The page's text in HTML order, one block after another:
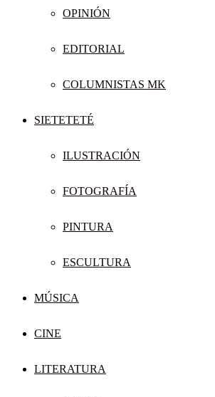
OPINIÓN
EDITORIAL
COLUMNISTAS MK
SIETETETÉ
ILUSTRACIÓN
FOTOGRAFÍA
PINTURA
ESCULTURA
MÚSICA
CINE
LITERATURA